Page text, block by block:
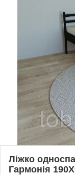
Ліжко
Гармонія